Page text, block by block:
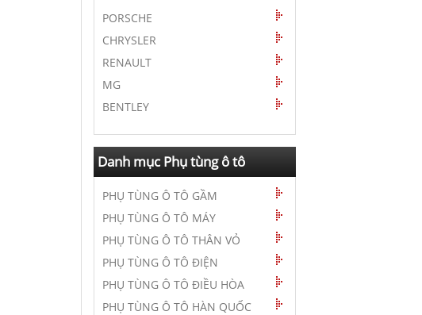
PORSCHE
CHRYSLER
RENAULT
MG
BENTLEY
Danh mục Phụ tùng ô tô
PHỤ TÙNG Ô TÔ GẦM
PHỤ TÙNG Ô TÔ MÁY
PHỤ TÙNG Ô TÔ THÂN VỎ
PHỤ TÙNG Ô TÔ ĐIỆN
PHỤ TÙNG Ô TÔ ĐIỀU HÒA
PHỤ TÙNG Ô TÔ HÀN QUỐC